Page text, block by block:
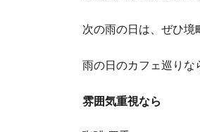
次の雨の日は、ぜひ境
雨の日のカフェ巡りな
雰囲気重視なら